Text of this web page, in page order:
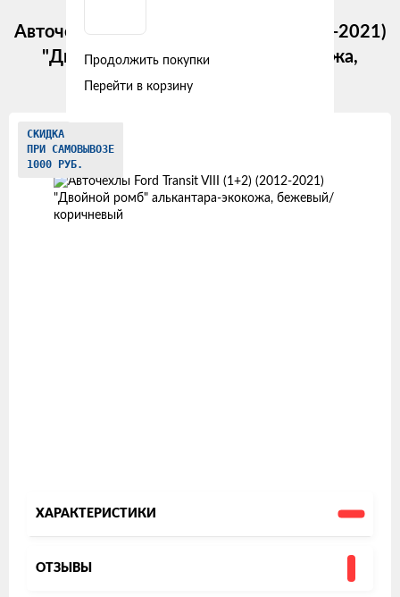
Авточехлы Ford Transit VIII (1+2) (2012-2021)
"Двойной ромб" алькантара-экокожа,
бежевый/коричневый
Изображения
товаров
СКИДКА
ПРИ САМОВЫВОЗЕ
1000 РУБ.
ХАРАКТЕРИСТИКИ
ОТЗЫВЫ
Продолжить покупки
Перейти в корзину